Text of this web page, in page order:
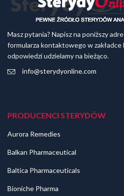
Masz pytania? Napisz na poniższy
formularza kontaktowego w
odpowiedzi udzielamy na bieżąco.
info@sterydyonline.com
PRODUCENCI STERYDÓW
Aurora Remedies
Balkan Pharmaceutical
Baltica Pharmaceuticals
Bioniche Pharma